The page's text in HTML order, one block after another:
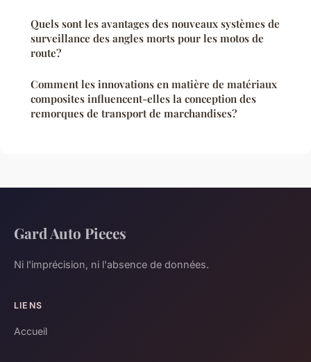
Quels sont les avantages des nouveaux systèmes de
surveillance des angles morts pour les motos de
route?
Comment les innovations en matière de matériaux
composites influencent-elles la conception des
remorques de transport de marchandises?
Gard Auto Pieces
Ni l'imprécision, ni l'absence de données.
LIENS
Accueil